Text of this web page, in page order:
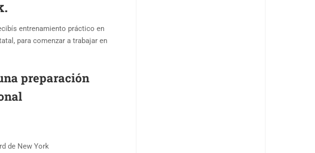
entrenamiento práctico en
para comenzar a trabajar en
preparación
de New York